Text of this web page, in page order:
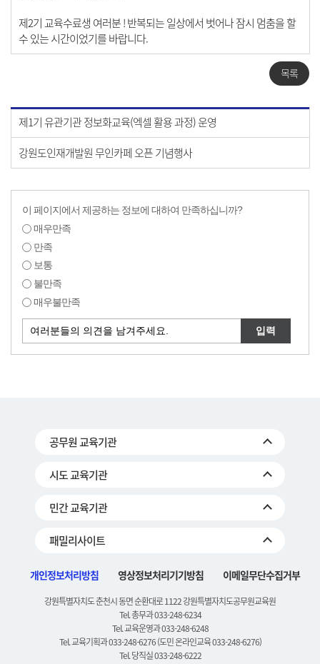
제2기 교육수료생 여러분 ! 반복되는 일상에서 벗어나 잠시 멈춤을 할
수 있는 시간이었기를 바랍니다.
목록
제1기 유관기관 정보화교육(엑셀 활용 과정) 운영
강원도인재개발원 무인카페 오픈 기념행사
이 페이지에서 제공하는 정보에 대하여 만족하십니까?
매우만족
만족
보통
불만족
매우불만족
공무원 교육기관
시도 교육기관
민간 교육기관
패밀리사이트
개인정보처리방침 영상정보처리기기방침 이메일무단수집거부
강원특별자치도 춘천시 동면 순환대로 1122 강원특별자치도공무원교육원
Tel. 총무과 033-248-6234
Tel. 교육운영과 033-248-6248
Tel. 교육기획과 033-248-6276 (도민 온라인교육 033-248-6276)
Tel. 당직실 033-248-6222